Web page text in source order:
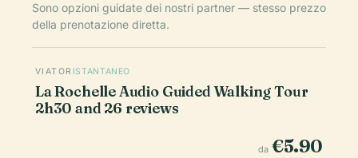
Sono opzioni guidate dei nostri partner — stesso prezzo
della prenotazione diretta.
VIATOR ISTANTANEO
La Rochelle Audio Guided Walking Tour
2h30 and 26 reviews
da €5.90